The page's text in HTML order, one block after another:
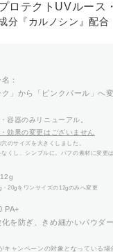
ロテクトUVルース
分『カルノシン』配合
：
ク」から「ピンクパール」へ
容器のみリニューアル。
効果の変更はございません
のサイズを大きくしました。
くし、シンプルに。パフの素材に変更
20gをワンサイズの12gのみへ変更
PA+
化を防ぎ、きめ細かいパウダ
キャンペーンの対象となっている場